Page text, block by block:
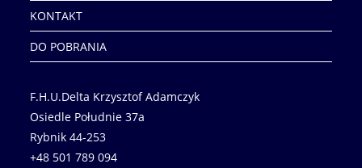
KONTAKT
DO POBRANIA
F.H.U.Delta Krzysztof Adamczyk
Osiedle Południe 37a
Rybnik 44-253
+48 501 789 094